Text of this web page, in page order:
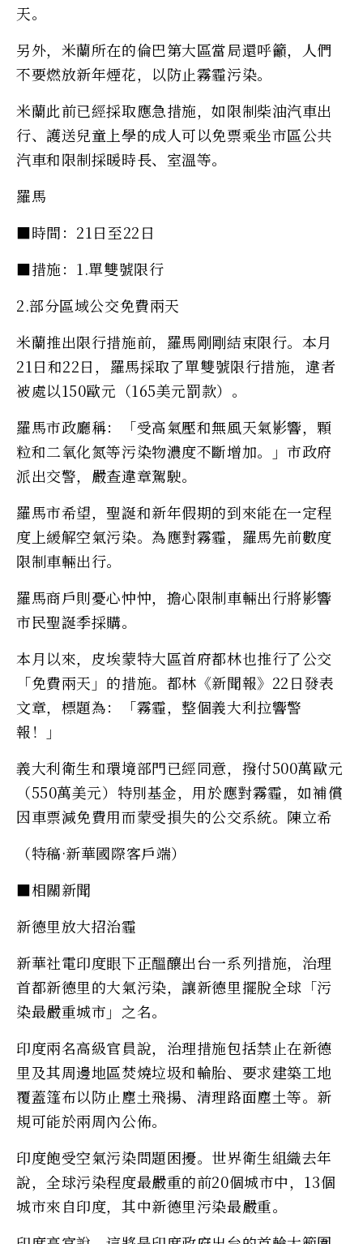
天。
另外，米蘭所在的倫巴第大區當局還呼籲，人們
不要燃放新年煙花，以防止霧霾污染。
米蘭此前已經採取應急措施，如限制柴油汽車出
行、護送兒童上學的成人可以免票乘坐市區公共
汽車和限制採暖時長、室溫等。
羅馬
■時間：21日至22日
■措施：1.單雙號限行
2.部分區域公交免費兩天
米蘭推出限行措施前，羅馬剛剛結束限行。本月
21日和22日，羅馬採取了單雙號限行措施，違者
被處以150歐元（165美元罰款）。
羅馬市政廳稱：「受高氣壓和無風天氣影響，顆
粒和二氧化氮等污染物濃度不斷增加。」市政府
派出交警，嚴查違章駕駛。
羅馬市希望，聖誕和新年假期的到來能在一定程
度上緩解空氣污染。為應對霧霾，羅馬先前數度
限制車輛出行。
羅馬商戶則憂心忡忡，擔心限制車輛出行將影響
市民聖誕季採購。
本月以來，皮埃蒙特大區首府都林也推行了公交
「免費兩天」的措施。都林《新聞報》22日發表
文章，標題為：「霧霾，整個義大利拉響警
報！」
義大利衛生和環境部門已經同意，撥付500萬歐元
（550萬美元）特別基金，用於應對霧霾，如補償
因車票減免費用而蒙受損失的公交系統。陳立希
（特稿·新華國際客戶端）
■相關新聞
新德里放大招治霾
新華社電印度眼下正醞釀出台一系列措施，治理
首都新德里的大氣污染，讓新德里擺脫全球「污
染最嚴重城市」之名。
印度兩名高級官員說，治理措施包括禁止在新德
里及其周邊地區焚燒垃圾和輪胎、要求建築工地
覆蓋篷布以防止塵土飛揚、清理路面塵土等。新
規可能於兩周內公佈。
印度飽受空氣污染問題困擾。世界衛生組織去年
說，全球污染程度最嚴重的前20個城市中，13個
城市來自印度，其中新德里污染最嚴重。